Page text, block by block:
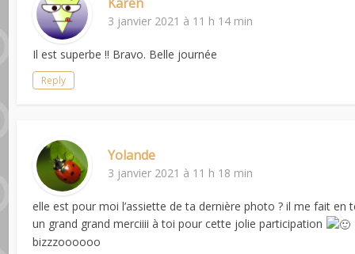
3 janvier 2021 à 11 h 14 min
Il est superbe !! Bravo. Belle journée
Reply
Yolande
3 janvier 2021 à 11 h 18 min
elle est pour moi l’assiette de ta dernière photo ? il me fait en
un grand grand merciiii à toi pour cette jolie participation
bizzzoooooo